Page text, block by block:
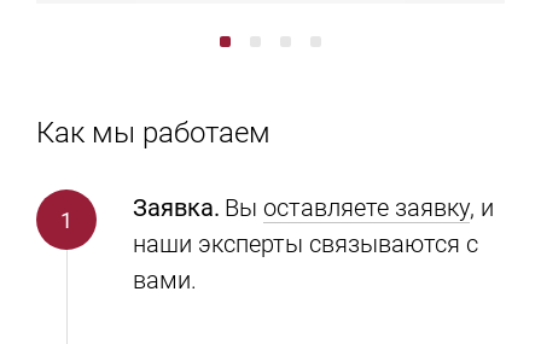
Как мы работаем
Заявка. Вы оставляете заявку, и
наши эксперты связываются с
вами.